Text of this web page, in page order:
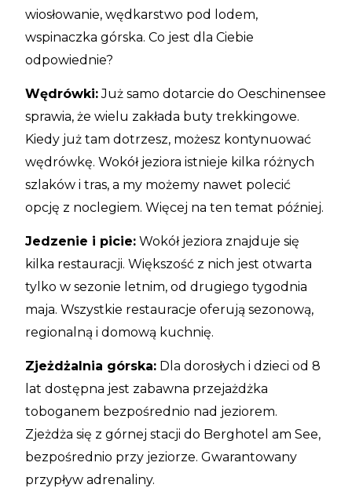
wiosłowanie, wędkarstwo pod lodem,
wspinaczka górska. Co jest dla Ciebie
odpowiednie?
Wędrówki:Już samo dotarcie do Oeschinensee
sprawia, że wielu zakłada buty trekkingowe.
Kiedy już tam dotrzesz, możesz kontynuować
wędrówkę. Wokół jeziora istnieje kilka różnych
szlaków i tras, a my możemy nawet polecić
opcję z noclegiem. Więcej na ten temat później.
Jedzenie i picie: Wokół jeziora znajduje się
kilka restauracji. Większość z nich jest otwarta
tylko w sezonie letnim, od drugiego tygodnia
maja. Wszystkie restauracje oferują sezonową,
regionalną i domową kuchnię.
Zjeżdżalnia górska: Dla dorosłych i dzieci od 8
lat dostępna jest zabawna przejażdżka
toboganem bezpośrednio nad jeziorem.
Zjeżdża się z górnej stacji do Berghotel am See,
bezpośrednio przy jeziorze. Gwarantowany
przypływ adrenaliny.